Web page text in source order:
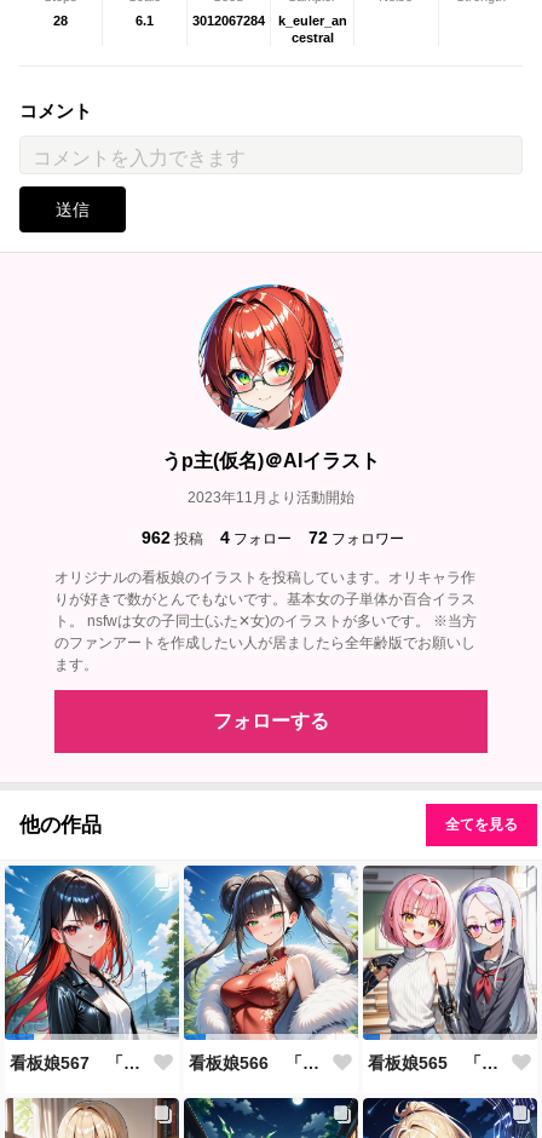
28
6.1
3012067284
k_euler_an
cestral
コメント
送信
うp主(仮名)＠AIイラスト
2023年11月より活動開始
962 投稿 4 フォロー 72 フォロワー
オリジナルの看板娘のイラストを投稿しています。オリキャラ作
りが好きで数がとんでもないです。基本女の子単体か百合イラス
ト。 nsfwは女の子同士(ふた✕女)のイラストが多いです。 ※当方
のファンアートを作成したい人が居ましたら全年齢版でお願いし
ます。
フォローする
他の作品 全てを見る
看板娘567 「雪村恋のよもやま話」 看板娘566 「ナンシー・ツァオのよもやま話」 看板娘565 「銀一族」